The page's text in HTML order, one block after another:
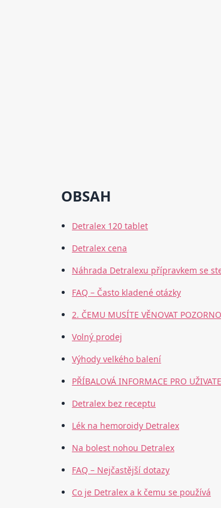
OBSAH
Detralex 120 tablet
Detralex cena
Náhrada Detralexu přípravkem se
FAQ – Často kladené otázky
2. ČEMU MUSÍTE VĚNOVAT
Volný prodej
Výhody velkého balení
PŘÍBALOVÁ INFORMACE PRO
Detralex bez receptu
Lék na hemoroidy Detralex
Na bolest nohou Detralex
FAQ – Nejčastější dotazy
Co je Detralex a k čemu se používá